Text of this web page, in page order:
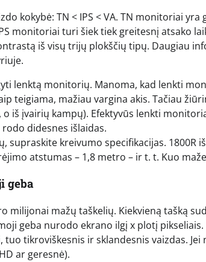
kokybė: TN < IPS < VA. TN monitoriai
monitoriai turi šiek tiek greitesnį atsako
iš visų trijų plokščių tipų. Daugiau
lenktą monitorių. Manoma, kad lenkti
teigiama, mažiau vargina akis. Tačiau
iš įvairių kampų). Efektyvūs lenkti
didesnes išlaidas.
supraskite kreivumo specifikacijas. 1800R
atstumas – 1,8 metro – ir t. t. Kuo
geba
milijonai mažų taškelių. Kiekvieną tašką
geba nurodo ekrano ilgį x plotį
tikroviškesnis ir sklandesnis vaizdas.
ar geresnė).